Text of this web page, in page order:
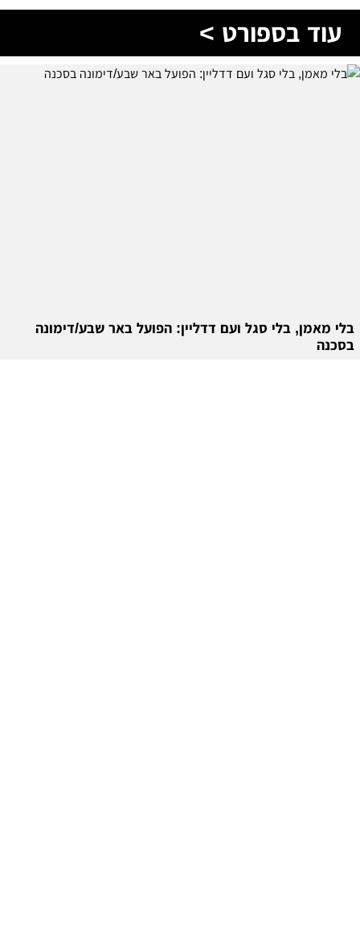
עוד בספורט >
בלי מאמן, בלי סגל ועם דדליין: הפועל באר שבע/דימונה
בסכנה